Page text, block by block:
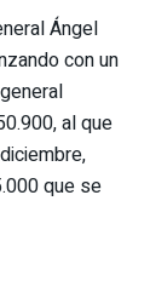
Ángel
con un
al que
que se